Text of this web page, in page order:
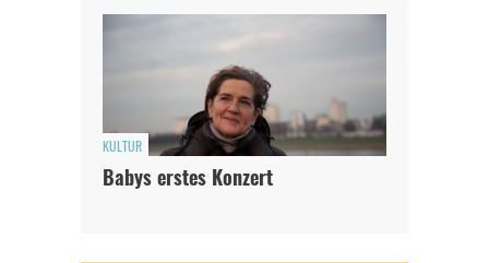
KULTUR
Babys erstes Konzert